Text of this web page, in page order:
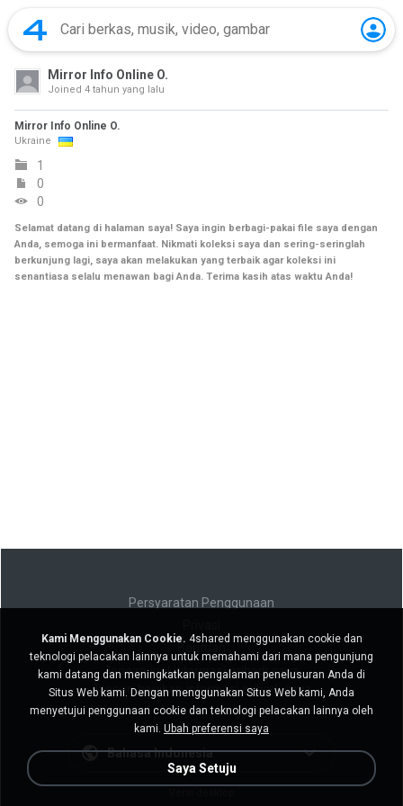
Mirror Info Online O.
Joined 4 tahun yang lalu
Mirror Info Online O.
Ukraine
1
0
0
Selamat datang di halaman saya! Saya ingin berbagi-pakai file saya dengan
Anda, semoga ini bermanfaat. Nikmati koleksi saya dan sering-seringlah
berkunjung lagi, saya akan melakukan yang terbaik agar koleksi ini
senantiasa selalu menawan bagi Anda. Terima kasih atas waktu Anda!
Persyaratan Penggunaan
Jangan jual informasi pribadi saya
Jangan bagikan informasi pribadi saya
Bahasa Indonesia
Kami Menggunakan Cookie. 4shared menggunakan cookie dan
teknologi pelacakan lainnya untuk memahami dari mana pengunjung
kami datang dan meningkatkan pengalaman penelusuran Anda di
Situs Web kami. Dengan menggunakan Situs Web kami, Anda
menyetujui penggunaan cookie dan teknologi pelacakan lainnya oleh
kami. Ubah preferensi saya
Saya Setuju